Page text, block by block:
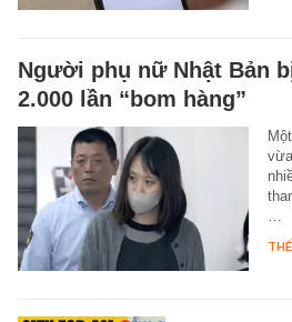
Người phụ nữ Nhật Bản
2.000 lần “bom hàng”
…